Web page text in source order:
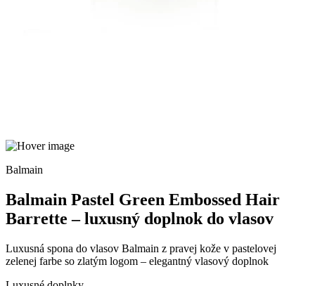
Balmain
Balmain Pastel Green Embossed Hair
Barrette – luxusný doplnok do vlasov
Luxusná spona do vlasov Balmain z pravej kože v pastelovej
zelenej farbe so zlatým logom – elegantný vlasový doplnok